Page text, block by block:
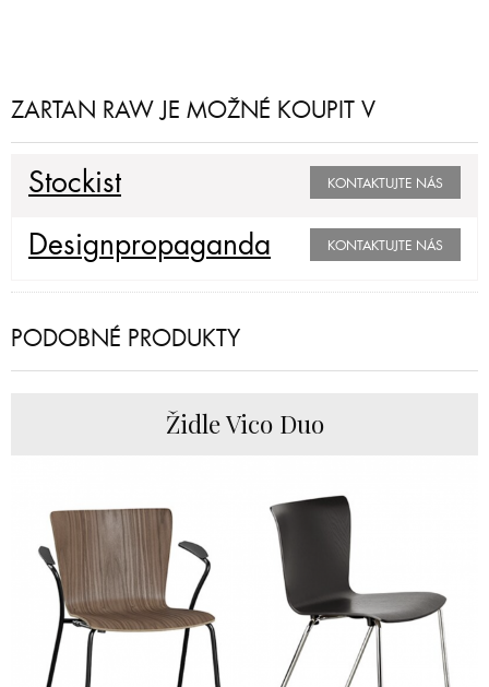
ZARTAN RAW JE MOŽNÉ KOUPIT V
Stockist KONTAKTUJTE NÁS
Designpropaganda KONTAKTUJTE NÁS
PODOBNÉ PRODUKTY
Židle Vico Duo